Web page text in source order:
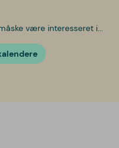
være interesseret i...